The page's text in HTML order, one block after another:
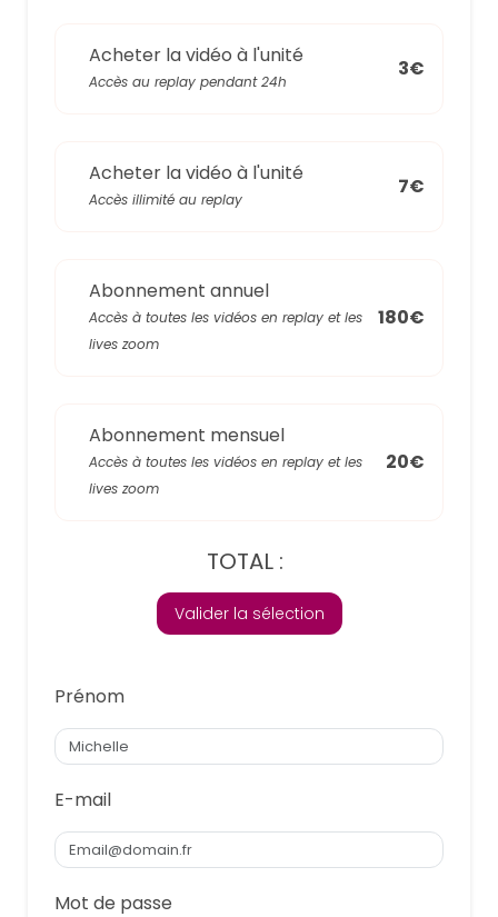
Acheter la vidéo à l'unité
Accès au replay pendant 24h
3€
Acheter la vidéo à l'unité
Accès illimité au replay
7€
Abonnement annuel
Accès à toutes les vidéos en replay et les
lives zoom
180€
Abonnement mensuel
Accès à toutes les vidéos en replay et les
lives zoom
20€
TOTAL :
Valider la sélection
Prénom
E-mail
Mot de passe